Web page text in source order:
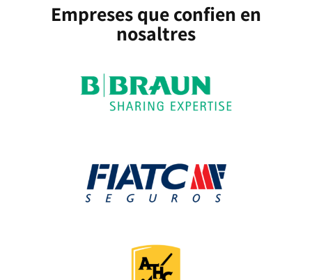
Empreses que confien en
nosaltres